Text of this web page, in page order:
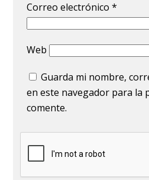
Correo electrónico*
Web
Guarda mi nombre,
en este navegador para la
comente.